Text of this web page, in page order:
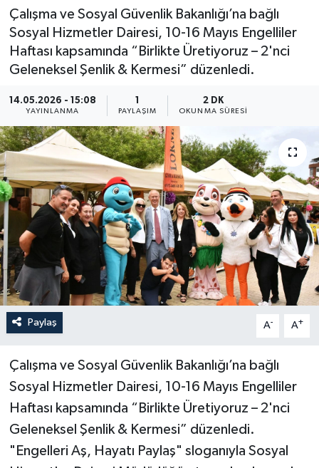
Çalışma ve Sosyal Güvenlik Bakanlığı’na bağlı
Sosyal Hizmetler Dairesi, 10-16 Mayıs Engelliler
Haftası kapsamında “Birlikte Üretiyoruz – 2'nci
Geleneksel Şenlik & Kermesi” düzenledi.
14.05.2026 - 15:08
YAYINLANMA
1
PAYLAŞIM
2 DK
OKUNMA SÜRESI
Paylaş A- A+
Çalışma ve Sosyal Güvenlik Bakanlığı’na bağlı
Sosyal Hizmetler Dairesi, 10-16 Mayıs Engelliler
Haftası kapsamında “Birlikte Üretiyoruz – 2'nci
Geleneksel Şenlik & Kermesi” düzenledi.
"Engelleri Aş, Hayatı Paylaş" sloganıyla Sosyal